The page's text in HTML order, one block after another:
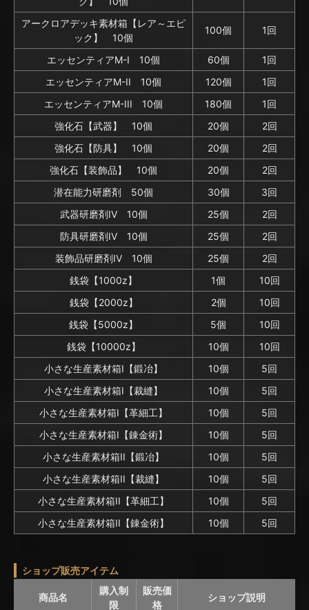
アークロアデッキ素材箱【レア～エピ
ック】 10個
100個 1回
エッセンティアM-I 10個 60個
1回
エッセンティアM-II 10個
120個
1回
エッセンティアM-III 10個
180個
1回
強化石【武器】 10個
20個
2回
強化石【防具】 10個
20個
2回
強化石【装飾品】 10個
20個
2回
潜在能力研磨剤 50個
30個
3回
武器研磨剤IV 10個
25個
2回
防具研磨剤IV 10個
25個
2回
装飾品研磨剤IV 10個
25個
2回
銭袋【1000z】
1個
10回
銭袋【2000z】
2個
10回
銭袋【5000z】
5個
10回
銭袋【10000z】
10個
10回
小さな生産素材箱I【鍛冶】
10個
5回
小さな生産素材箱I【裁縫】
10個
5回
小さな生産素材箱I【革細工】
10個
5回
小さな生産素材箱I【錬金術】
10個
5回
小さな生産素材箱II【鍛冶】
10個
5回
小さな生産素材箱II【裁縫】
10個
5回
小さな生産素材箱II【革細工】
10個
5回
小さな生産素材箱II【錬金術】
10個 5回
ショップ販売アイテム
商品名
購入制
限
販売価
格
ショップ説明